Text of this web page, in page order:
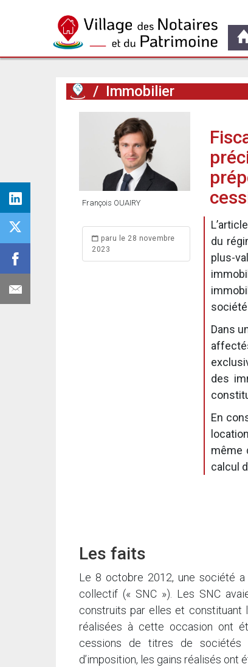
/ Immobilier
François OUAIRY
paru le 28 novembre
2023
du
plus-
Dans
des
En
même
calcul
Les faits
Le 8 octobre 2012, une société
collectif (« SNC »). Les SNC
construits par elles et constituant
réalisées à cette occasion ont
cessions de titres de sociétés
d’imposition, les gains réalisés ont